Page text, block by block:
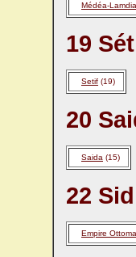
Médéa-
19
Setif (19)
20
Saida (15)
22
Empire